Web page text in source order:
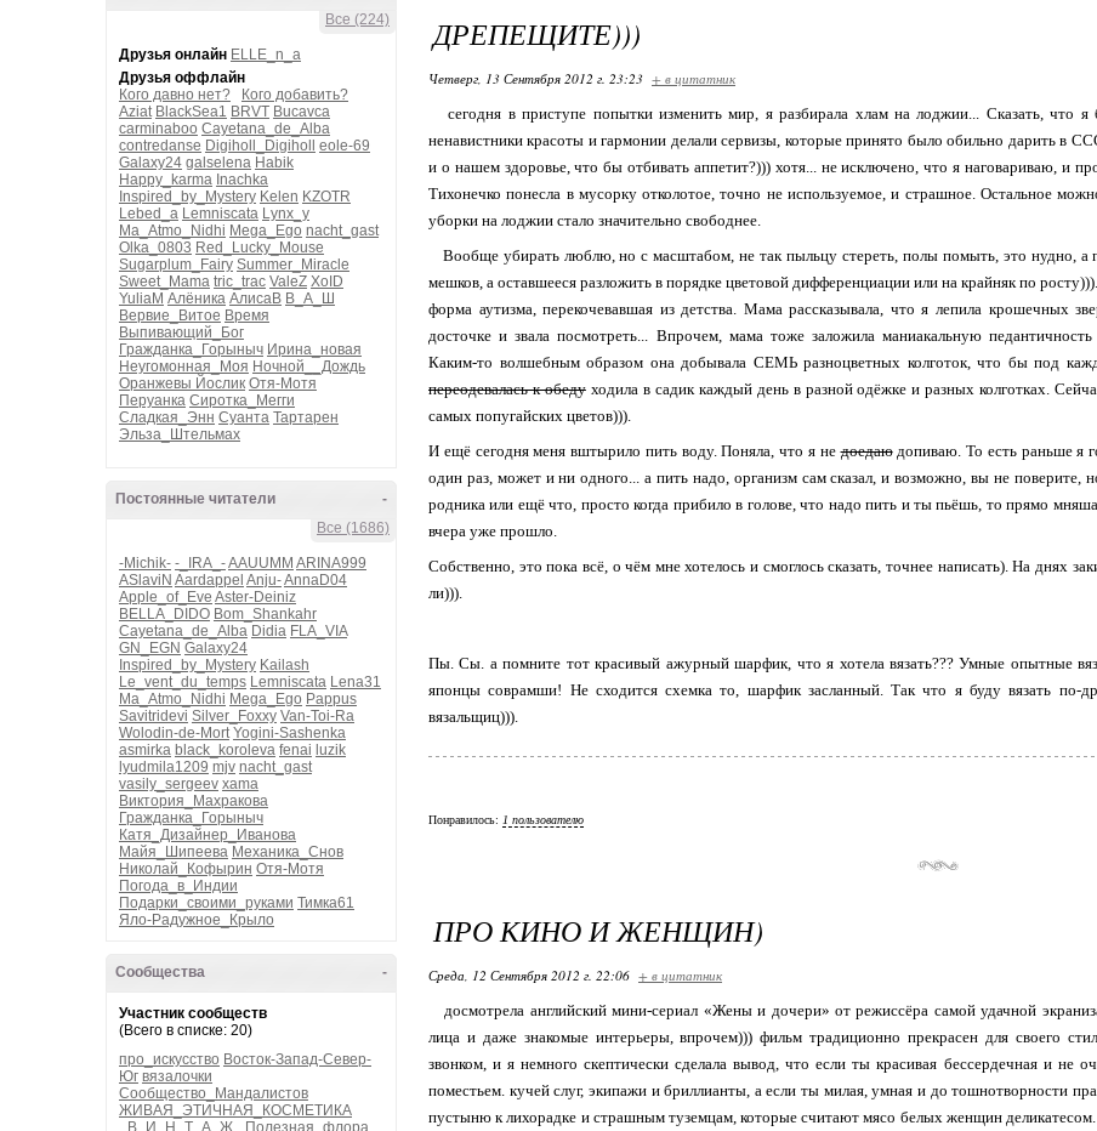
Все (224)
Друзья онлайн ELLE_n_a
Друзья оффлайн
Кого давно нет?
Кого добавить?
Aziat BlackSea1 BRVT Bucavca
carminaboo Cayetana_de_Alba
contredanse Digiholl_Digiholl
eole-69
Galaxy24 galselena Habik
Happy_karma Inachka
Inspired_by_Mystery Kelen KZOTR
Lebed_a Lemniscata Lynx_y
Ma_Atmo_Nidhi Mega_Ego nacht_gast
Olka_0803 Red_Lucky_Mouse
Sugarplum_Fairy Summer_Miracle
Sweet_Mama tric_trac ValeZ XoID
YuliaM Алёника АлисаВ В_А_Ш
Вервие_Витое Время
Выпивающий_Бог
Гражданка_Горыныч Ирина_новая
Неугомонная_Моя Ночной__Дождь
Оранжевы Йослик Отя-Мотя
Перуанка Сиротка_Мегги
Сладкая_Энн Суанта Тартарен
Эльза_Штельмах
-
Постоянные читатели
Все (1686)
-Michik- -_IRA_-AAUUMM ARINA999
ASlaviN Aardappel Anju-AnnaD04
Apple_of_Eve Aster-Deiniz
BELLA_DIDO Bom_Shankahr
Cayetana_de_Alba Didia FLA_VIA
GN_EGN Galaxy24
Inspired_by_Mystery Kailash
Le_vent_du_temps Lemniscata Lena31
Ma_Atmo_Nidhi Mega_Ego Pappus
Savitridevi Silver_Foxxy Van-Toi-Ra
Wolodin-de-Mort Yogini-Sashenka
asmirka black_koroleva fenai luzik
lyudmila1209 mjv nacht_gast
vasily_sergeev xama
Виктория_Махракова
Гражданка_Горыныч
Катя_Дизайнер_Иванова
Майя_Шипеева Механика_Снов
Николай_Кофырин Отя-Мотя
Погода_в_Индии
Подарки_своими_руками Тимка61
Яло-Радужное_Крыло
-
Сообщества
Участник сообществ
(Всего в списке: 20)
про_искусство Восток-Запад-Север-
Юг вязалочки
Сообщество_Мандалистов
ЖИВАЯ_ЭТИЧНАЯ_КОСМЕТИКА
_В_И_Н_Т_А_Ж_
Полезная_флора
ДРЕПЕЩИТЕ)))
Четверг, 13 Сентября 2012 г. 23:23 + в цитатник
сегодня в приступе попытки изменить мир, я разбирала хлам на лоджии... Сказать, что я
ненавистники красоты и гармонии делали сервизы, которые принято было обильно дарить в
и о нашем здоровье, что бы отбивать аппетит?))) хотя... не исключено, что я наговариваю, и
Тихонечко понесла в мусорку отколотое, точно не используемое, и страшное. Остальное
уборки на лоджии стало значительно свободнее.
Вообще убирать люблю, но с масштабом, не так пыльцу стереть, полы помыть, это нудно, а
мешков, а оставшееся разложить в порядке цветовой дифференциации или на крайняк по
форма аутизма, перекочевавшая из детства. Мама рассказывала, что я лепила крошечных
досточке и звала посмотреть... Впрочем, мама тоже заложила маниакальную педантичность
Каким-то волшебным образом она добывала СЕМЬ разноцветных колготок, что бы под
переодевалась к обедуходила в садик каждый день в разной одёжке и разных колготках.
самых попугайских цветов))).
И ещё сегодня меня вштырило пить воду. Поняла, что я недоедаюдопиваю. То есть раньше я
один раз, может и ни одного... а пить надо, организм сам сказал, и возможно, вы не
родника или ещё что, просто когда прибило в голове, что надо пить и ты пьёшь, то прямо
вчера уже прошло.
Собственно, это пока всё, о чём мне хотелось и смоглось сказать, точнее написать). На днях
ли))).
Пы. Сы. а помните тот красивый ажурный шарфик, что я хотела вязать??? Умные опытные
японцы соврамши! Не сходится схемка то, шарфик засланный. Так что я буду вязать по-
вязальщиц))).
Понравилось: 1 пользователю
ПРО КИНО И ЖЕНЩИН)
Среда, 12 Сентября 2012 г. 22:06 + в цитатник
досмотрела английский мини-сериал «Жены и дочери» от режиссёра самой удачной
лица и даже знакомые интерьеры, впрочем))) фильм традиционно прекрасен для своего
звонком, и я немного скептически сделала вывод, что если ты красивая бессердечная и не
поместьем. кучей слуг, экипажи и бриллианты, а если ты милая, умная и до тошнотворности
пустыню к лихорадке и страшным туземцам, которые считают мясо белых женщин